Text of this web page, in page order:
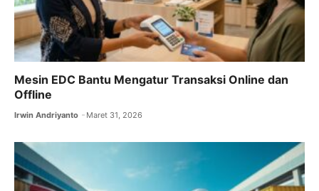
Mesin EDC Bantu Mengatur Transaksi Online dan
Offline
Irwin Andriyanto Maret 31, 2026